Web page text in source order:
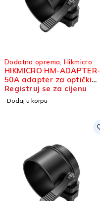
Dodatna oprema Hikmicro
HIKMICRO HM-ADAPTER-
50A adapter za optički
ciljnik
Registruj se za cijenu
Dodaj u korpu